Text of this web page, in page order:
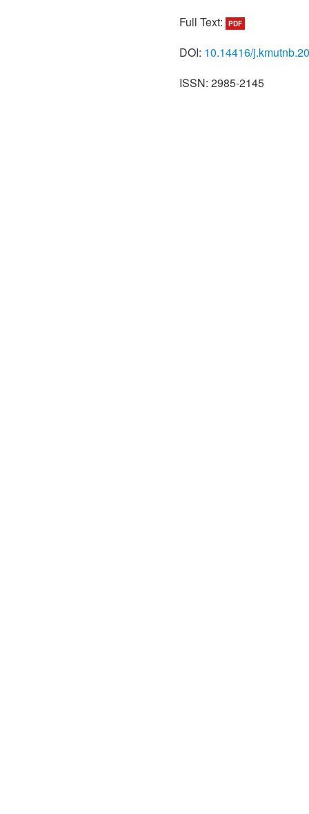
Full Text: PDF
DOI: 10.14416/
ISSN: 2985-2145